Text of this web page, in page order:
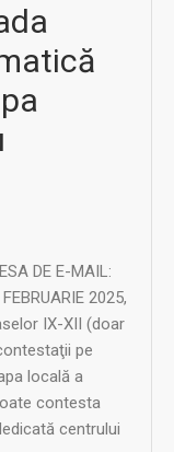
DE E-MAIL:
2025,
IX-XII (doar
pe
locală a
contesta
centrului